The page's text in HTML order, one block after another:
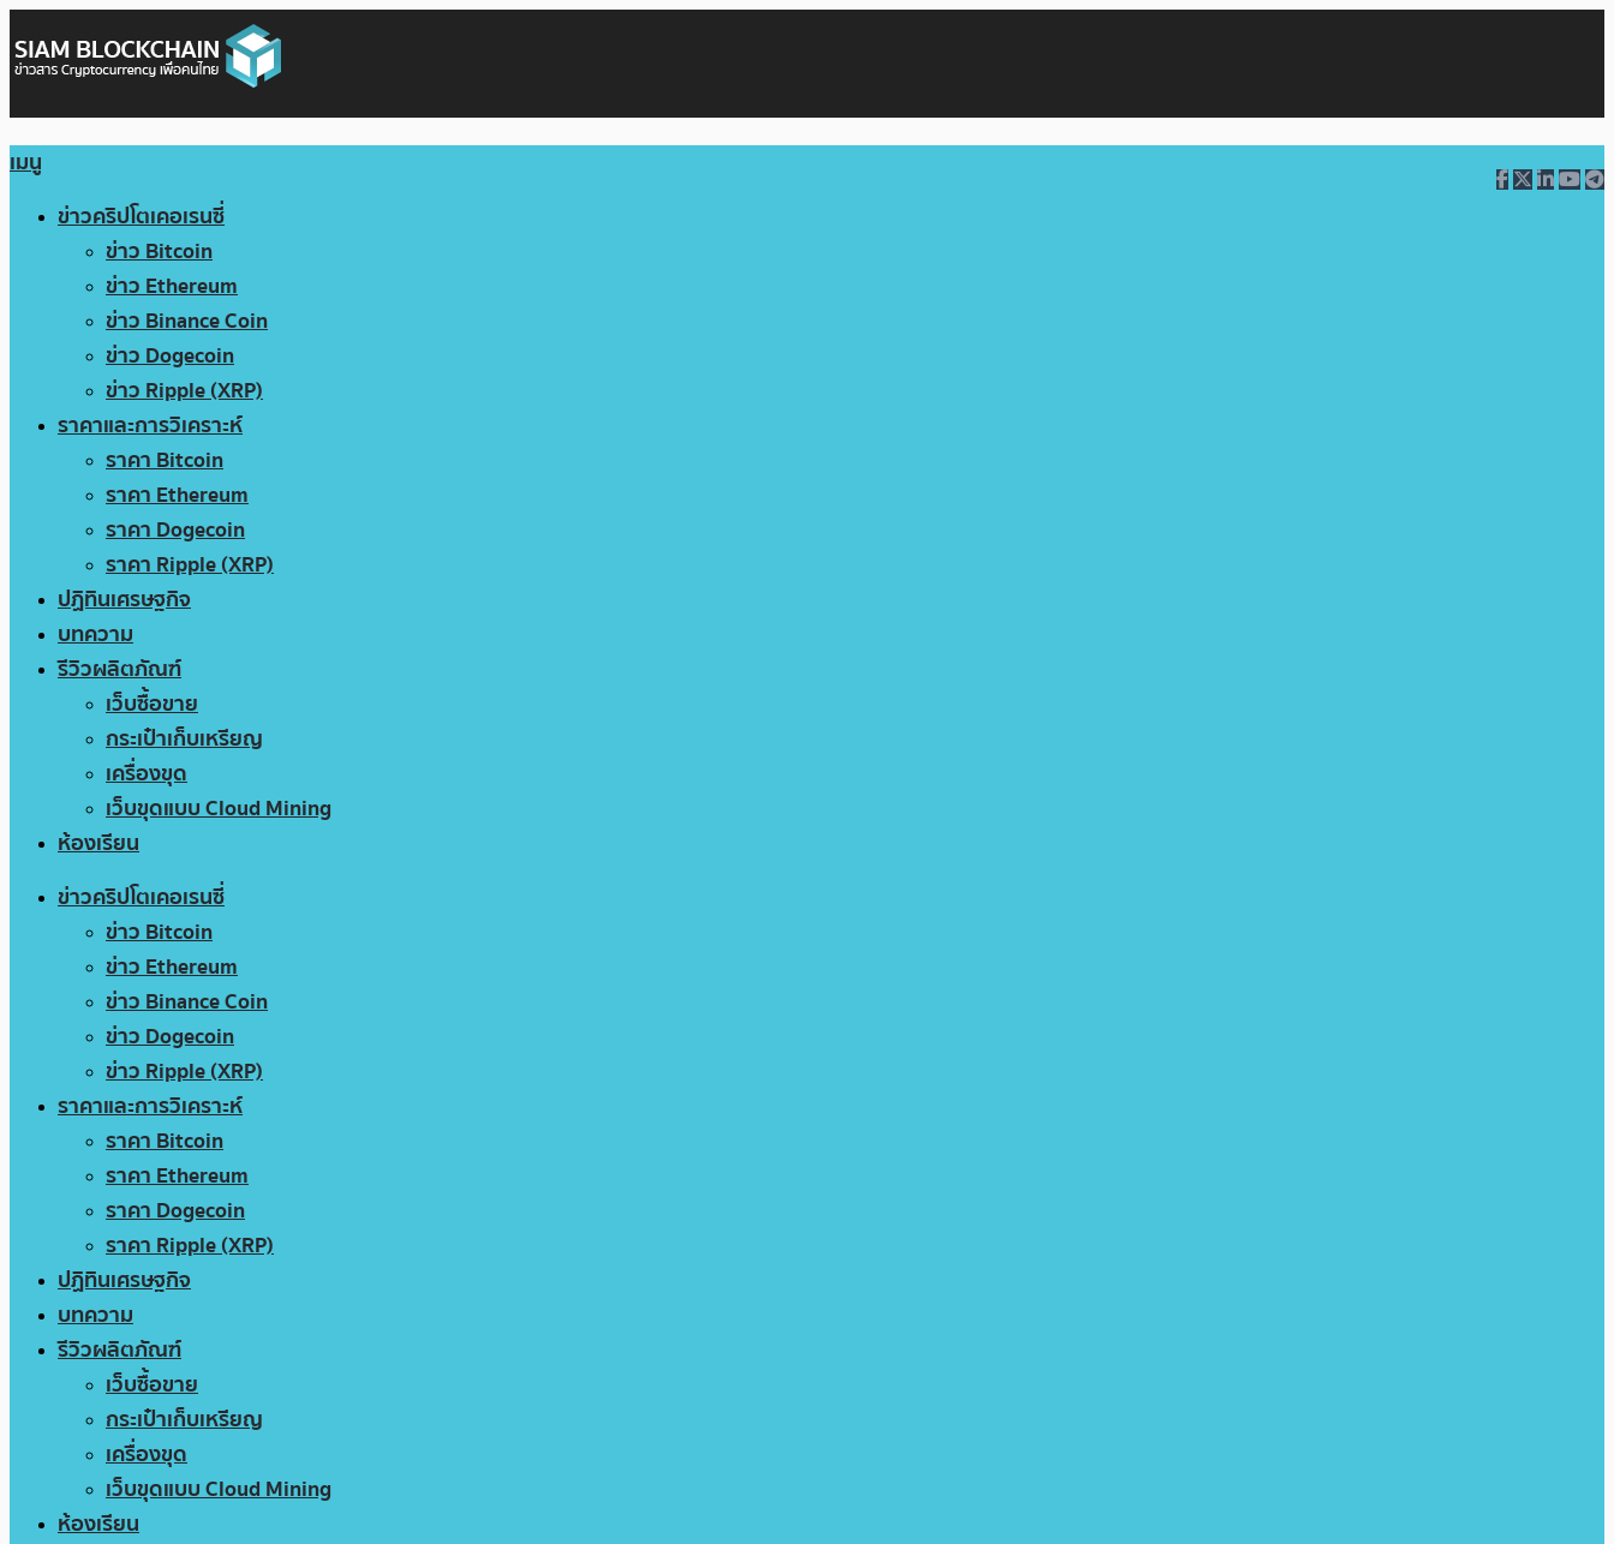
เมนู
ข่าวคริปโตเคอเรนซี่
ข่าว Bitcoin
ข่าว Ethereum
ข่าว Binance Coin
ข่าว Dogecoin
ข่าว Ripple (XRP)
ราคาและการวิเคราะห์
ราคา Bitcoin
ราคา Ethereum
ราคา Dogecoin
ราคา Ripple (XRP)
ปฏิทินเศรษฐกิจ
บทความ
รีวิวผลิตภัณฑ์
เว็บซื้อขาย
กระเป๋าเก็บเหรียญ
เครื่องขุด
เว็บขุดแบบ Cloud Mining
ห้องเรียน
ข่าวคริปโตเคอเรนซี่
ข่าว Bitcoin
ข่าว Ethereum
ข่าว Binance Coin
ข่าว Dogecoin
ข่าว Ripple (XRP)
ราคาและการวิเคราะห์
ราคา Bitcoin
ราคา Ethereum
ราคา Dogecoin
ราคา Ripple (XRP)
ปฏิทินเศรษฐกิจ
บทความ
รีวิวผลิตภัณฑ์
เว็บซื้อขาย
กระเป๋าเก็บเหรียญ
เครื่องขุด
เว็บขุดแบบ Cloud Mining
ห้องเรียน